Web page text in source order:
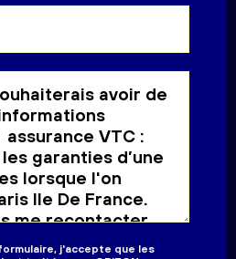
j'accepte que les